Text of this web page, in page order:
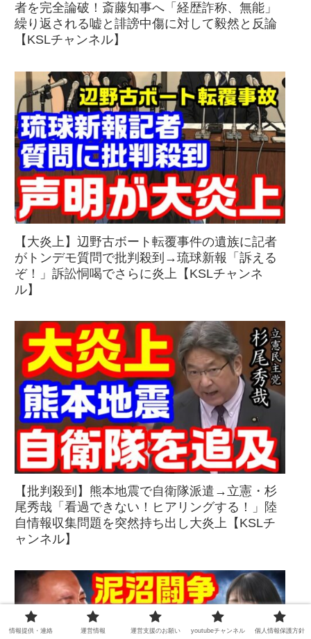
者を完全論破！斎藤知事へ「経歴詐称、無能」
繰り返される嘘と誹謗中傷に対して毅然と反論
【KSLチャンネル】
【大炎上】辺野古ボート転覆事件の遺族に記者
がトンデモ質問で批判殺到→琉球新報「訴える
ぞ！」訴訟恫喝でさらに炎上【KSLチャンネ
ル】
【批判殺到】熊本地震で自衛隊派遣→立憲・杉
尾秀哉「看過できない！ヒアリングする！」陸
自情報収集問題を突然持ち出し大炎上【KSLチ
ャンネル】
情報提供・連絡 運営情報 運営支援のお願い youtubeチャンネル 個人情報保護方針